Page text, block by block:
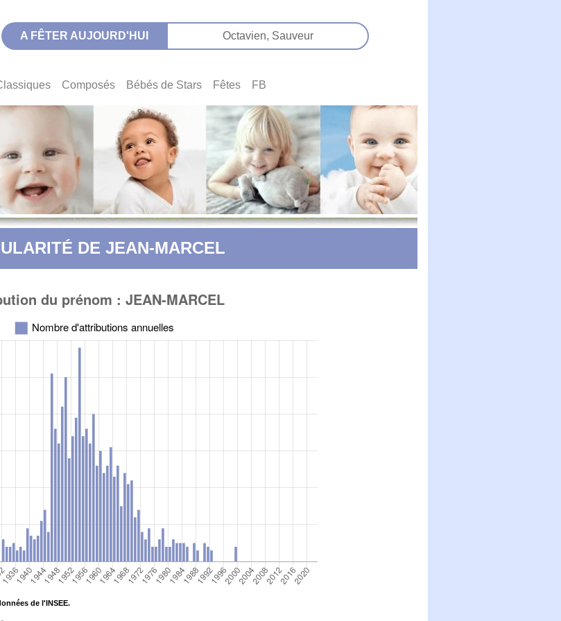
A FÊTER AUJOURD'HUI Octavien, Sauveur
Composés Bébés de Stars Fêtes FB
DE JEAN-MARCEL
de l'INSEE.